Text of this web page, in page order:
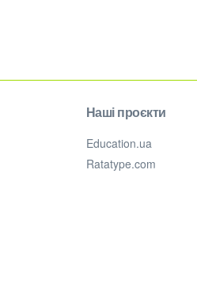
Наші проєкти
Education.ua
Ratatype.com